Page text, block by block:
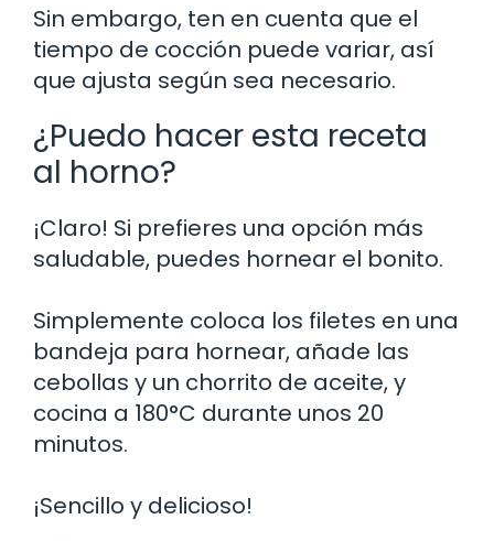
Sin embargo, ten en cuenta que el
tiempo de cocción puede variar, así
que ajusta según sea necesario.
¿Puedo hacer esta receta
al horno?
¡Claro! Si prefieres una opción más
saludable, puedes hornear el bonito.
Simplemente coloca los filetes en una
bandeja para hornear, añade las
cebollas y un chorrito de aceite, y
cocina a 180°C durante unos 20
minutos.
¡Sencillo y delicioso!